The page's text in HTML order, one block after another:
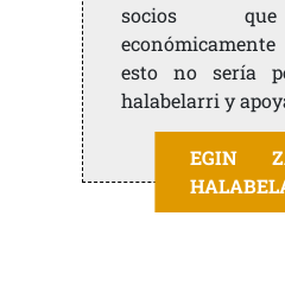
socios
esto no sería
halabelarri y
EGIN